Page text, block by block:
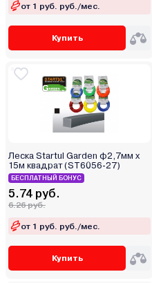
от 1 руб. руб./мес.
Купить
Леска Startul Garden ф2,7мм х
15м квадрат (ST6056-27)
БЕСПЛАТНЫЙ БОНУС
5.74 руб.
6.26 руб.
от 1 руб. руб./мес.
Купить